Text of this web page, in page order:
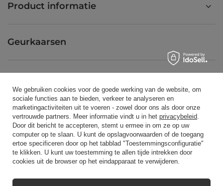
Product informatie
Geurkaarsen
Blog
Candle World,Tarnowska 23/2,61-323Poznań
We gebruiken cookies voor de goede werking van de website, om
sociale functies aan te bieden, verkeer te analyseren en
marketingactiviteiten uit te voeren - zowel door ons als door onze
vertrouwde partners. Meer informatie vindt u in het privacybeleid.
Door dit bericht te accepteren, stemt u ermee in om ze op uw
computer op te slaan. U kunt de opslagvoorwaarden of de toegang
ertoe specificeren door op het tabblad "Toestemmingsconfiguratie"
te klikken. U kunt uw toestemming te allen tijde intrekken door
cookies uit de browser op het eindapparaat te verwijderen.